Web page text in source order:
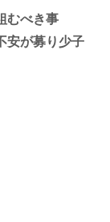
むべき事
安が募り少子